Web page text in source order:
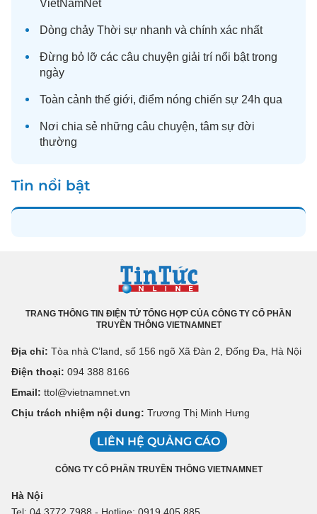
VietNamNet
Dòng chảy Thời sự nhanh và chính xác nhất
Đừng bỏ lỡ các câu chuyện giải trí nổi bật trong
ngày
Toàn cảnh thế giới, điểm nóng chiến sự 24h qua
Nơi chia sẻ những câu chuyện, tâm sự đời
thường
Tin nổi bật
TRANG THÔNG TIN ĐIỆN TỬ TỔNG HỢP CỦA CÔNG TY CỔ PHẦN
TRUYỀN THÔNG VIETNAMNET
Địa chỉ: Tòa nhà C’land, số 156 ngõ Xã Đàn 2, Đống Đa, Hà Nội
Điện thoại: 094 388 8166
Email: ttol@vietnamnet.vn
Chịu trách nhiệm nội dung: Trương Thị Minh Hưng
LIÊN HỆ QUẢNG CÁO
CÔNG TY CỔ PHẦN TRUYỀN THÔNG VIETNAMNET
Hà Nội